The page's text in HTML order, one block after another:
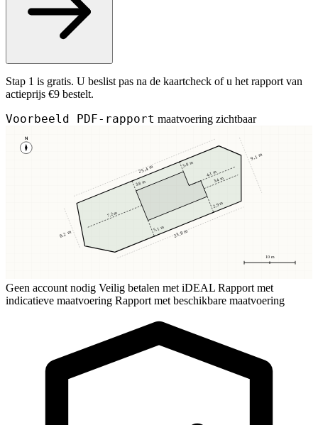
Stap 1 is gratis. U beslist pas na de kaartcheck of u het rapport van
actieprijs €9 bestelt.
Voorbeeld PDF-rapport maatvoering zichtbaar
N
10 m
3,8 m
3,8 m
5,1 m
2,9 m
7,2 m
3,4 m
4,1 m
25,4 m
23,8 m
8,2 m
9,1 m
Geen account nodig Veilig betalen met iDEAL Rapport met
indicatieve maatvoering Rapport met beschikbare maatvoering